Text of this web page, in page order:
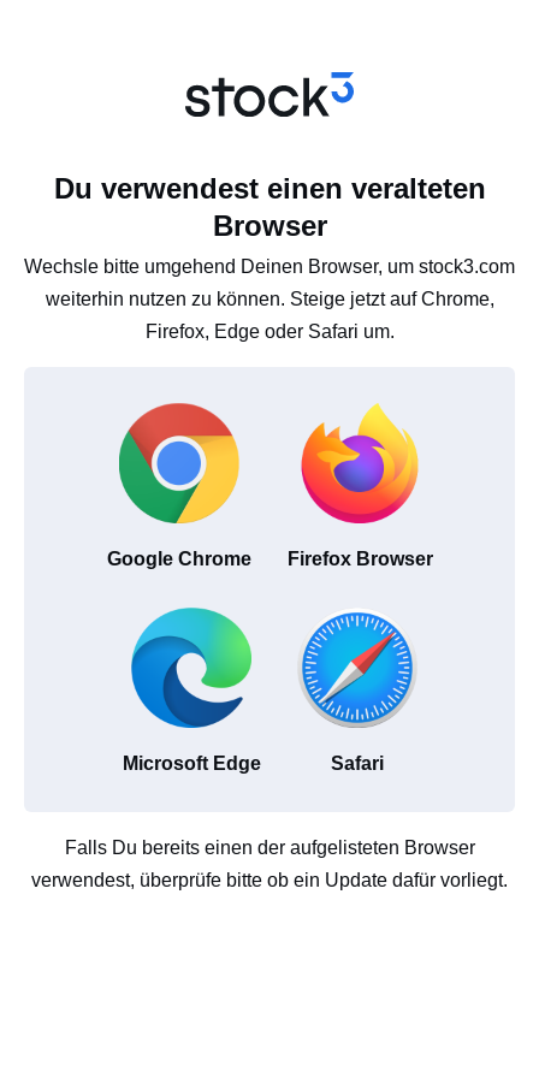
Du verwendest einen veralteten
Browser
Wechsle bitte umgehend Deinen Browser, um stock3.com
weiterhin nutzen zu können. Steige jetzt auf Chrome,
Firefox, Edge oder Safari um.
Google Chrome Firefox Browser
Microsoft Edge Safari
Falls Du bereits einen der aufgelisteten Browser
verwendest, überprüfe bitte ob ein Update dafür vorliegt.